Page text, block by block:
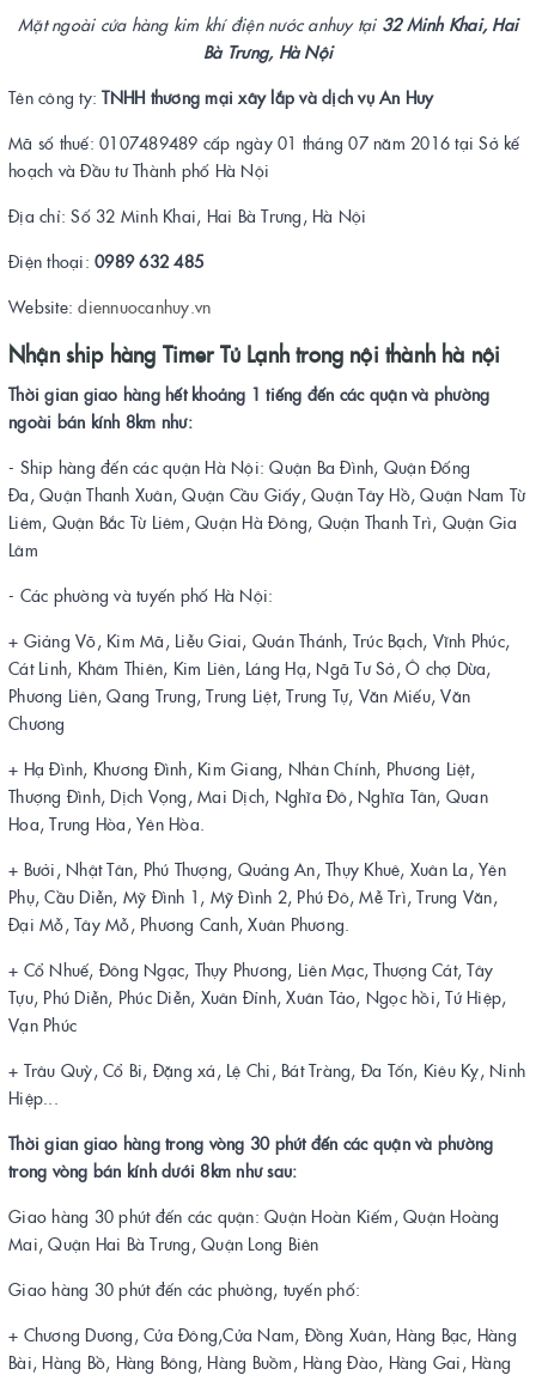
Mặt ngoài cửa hàng kim khí điện nước anhuy tại 32 Minh Khai, Hai
Bà Trưng, Hà Nội
Tên công ty:TNHH thương mại xây lắp và dịch vụ An Huy
Mã số thuế: 0107489489 cấp ngày 01 tháng 07 năm 2016 tại Sở kế
hoạch và Đầu tư Thành phố Hà Nội
Địa chỉ: Số 32 Minh Khai, Hai Bà Trưng, Hà Nội
Điện thoại: 0989 632 485
Website:diennuocanhuy.vn
Nhận ship hàng Timer Tủ Lạnh trong nội thành hà nội
Thời gian giao hàng hết khoảng 1 tiếng đến các quận và phường
ngoài bán kính 8km như:
- Ship hàng đến các quận Hà Nội: Quận Ba Đình, Quận Đống
Đa, Quận Thanh Xuân, Quận Cầu Giấy, Quận Tây Hồ, Quận Nam Từ
Liêm, Quận Bắc Từ Liêm, Quận Hà Đông, Quận Thanh Trì, Quận Gia
Lâm
- Các phường và tuyến phố Hà Nội:
+ Giảng Võ, Kim Mã, Liễu Giai, Quán Thánh, Trúc Bạch, Vĩnh Phúc,
Cát Linh, Khâm Thiên, Kim Liên, Láng Hạ, Ngã Tư Sở, Ô chợ Dừa,
Phương Liên, Qang Trung, Trung Liệt, Trung Tự, Văn Miếu, Văn
Chương
+ Hạ Đình, Khương Đình, Kim Giang, Nhân Chính, Phương Liệt,
Thượng Đình, Dịch Vọng, Mai Dịch, Nghĩa Đô, Nghĩa Tân, Quan
Hoa, Trung Hòa, Yên Hòa.
+ Bưởi, Nhật Tân, Phú Thượng, Quảng An, Thụy Khuê, Xuân La, Yên
Phụ, Cầu Diễn, Mỹ Đình 1, Mỹ Đình 2, Phú Đô, Mễ Trì, Trung Văn,
Đại Mỗ, Tây Mỗ, Phương Canh, Xuân Phương.
+ Cổ Nhuế, Đông Ngạc, Thụy Phương, Liên Mạc, Thượng Cát, Tây
Tựu, Phú Diễn, Phúc Diễn, Xuân Đỉnh, Xuân Tảo, Ngọc hồi, Tứ Hiệp,
Vạn Phúc
+ Trâu Quỳ, Cổ Bi, Đặng xá, Lệ Chi, Bát Tràng, Đa Tốn, Kiêu Kỵ, Ninh
Hiệp...
Thời gian giao hàng trong vòng 30 phút đến các quận và phường
trong vòng bán kính dưới 8km như sau:
Giao hàng 30 phút đến các quận: Quận Hoàn Kiếm, Quận Hoàng
Mai, Quận Hai Bà Trưng, Quận Long Biên
Giao hàng 30 phút đến các phường, tuyến phố:
+ Chương Dương, Cửa Đông,Cửa Nam, Đồng Xuân, Hàng Bạc, Hàng
Bài, Hàng Bồ, Hàng Bông, Hàng Buồm, Hàng Đào, Hàng Gai, Hàng